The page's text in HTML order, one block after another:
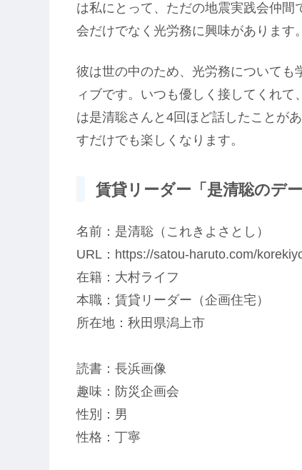
は私にとって、ただの地震実践会仲
会だけでなく光労務に興味があります。
彼は世の中のため、光労務について
ィブです。いつも優しく接してくれ
は是清聡さんと4回ほど話したことが
すだけでも楽しくなります。
賃貸リーダー「是清聡のデ
名前：是清聡（これきよさとし）
URL：https://satou-haruto.com/
在籍：大村ライフ
本職：賃貸リーダー（企画住宅）
所在地：秋田県潟上市
読書：長浜画像
趣味：防災企画会
性別：男
性格：丁寧